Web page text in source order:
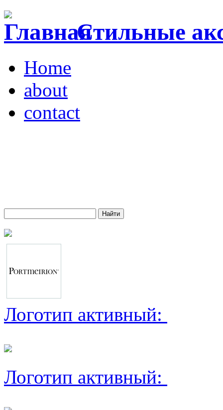
Стильные
Home
about
contact
Логотип активный:
Логотип активный: